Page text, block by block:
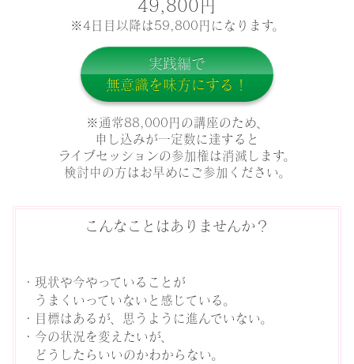
49,800円
※4日目以降は59,800円になります。
実践編で
無意識を味方にする！
※通常88,000円の講座のため、
申し込みが一定数に達すると
ライブセッションの参加権は消滅します。
検討中の方はお早めにご参加くださ い。
こんなことはありませんか？
・現状や今やっていることが
うまくいっていないと感じている。
・目標はあるが、思うように進んでいない。
・今の状況を変えたいが、
どうしたらいいのかわからない。